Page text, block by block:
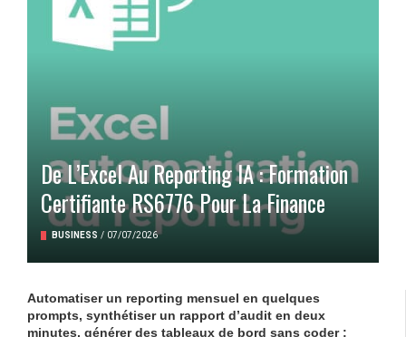
De L’Excel Au Reporting IA : Formation
Certifiante RS6776 Pour La Finance
BUSINESS / 07/07/2026
Automatiser un reporting mensuel en quelques
prompts, synthétiser un rapport d’audit en deux
minutes, générer des tableaux de bord sans coder :